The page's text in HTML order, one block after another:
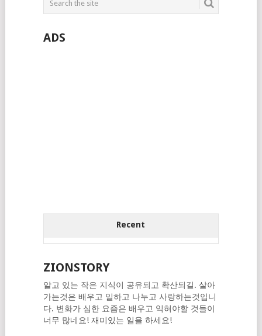
ADS
Recent
ZIONSTORY
알고 있는 작은 지식이 공유되고 확산되길. 살아
가는것은 배우고 일하고 나누고 사랑하는것입니
다. 변화가 심한 요즘은 배우고 익혀야할 것들이
너무 많네요! 재미있는 일을 하세요!